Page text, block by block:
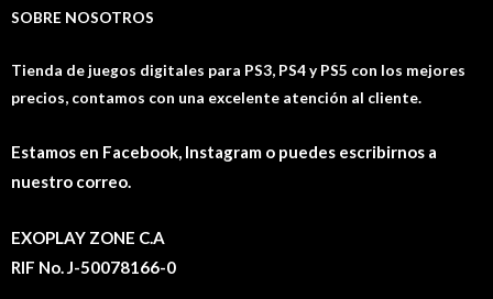
SOBRE NOSOTROS
Tienda de juegos digitales para PS3, PS4 y PS5 con los mejores
precios, contamos con una excelente atención al cliente.
Estamos en Facebook, Instagram o puedes escribirnos a
nuestro correo.
EXOPLAY ZONE C.A
RIF No. J-50078166-0